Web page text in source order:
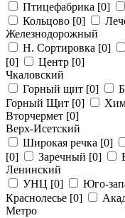
Птицефабрика [0]
Кольцово [0]
Железнодорожный
Н. Сортировка [0]
[0]
Центр [0]
Чкаловский
Горный щит [0]
Горный Щит [0]
Вторчермет [0]
Верх-Исетский
Широкая речка [0]
[0]
Заречный [0]
Ленинский
УНЦ [0] Юго-
Краснолесье [0]
Метро